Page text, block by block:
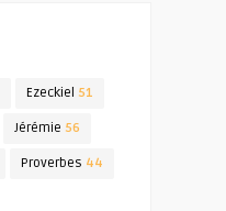
Ezeckiel 51
Jérémie 56
Proverbes 44